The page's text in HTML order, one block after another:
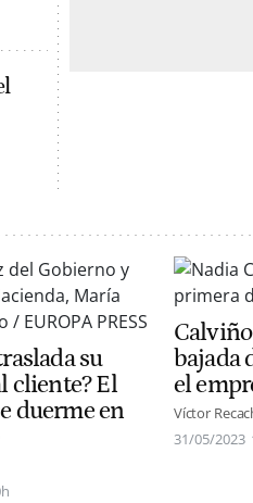
su
cliente? El
duerme en
bajada
el
Víctor
31/05/2023